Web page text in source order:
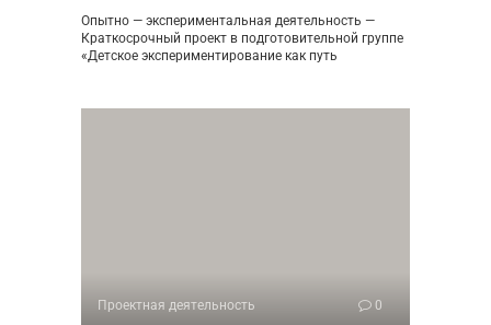
Опытно — экспериментальная деятельность —
Краткосрочный проект в подготовительной группе
«Детское экспериментирование как путь
Проектная деятельность 0